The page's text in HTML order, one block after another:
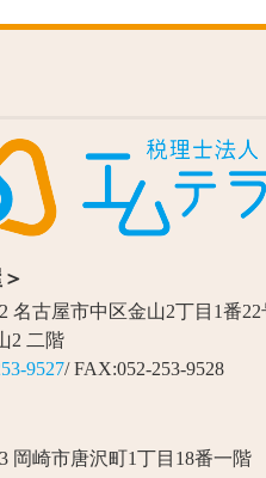
名古屋市中区金山2丁目1番22
2 二階
9527/ FAX:052-253-9528
岡崎市唐沢町1丁目18番一階